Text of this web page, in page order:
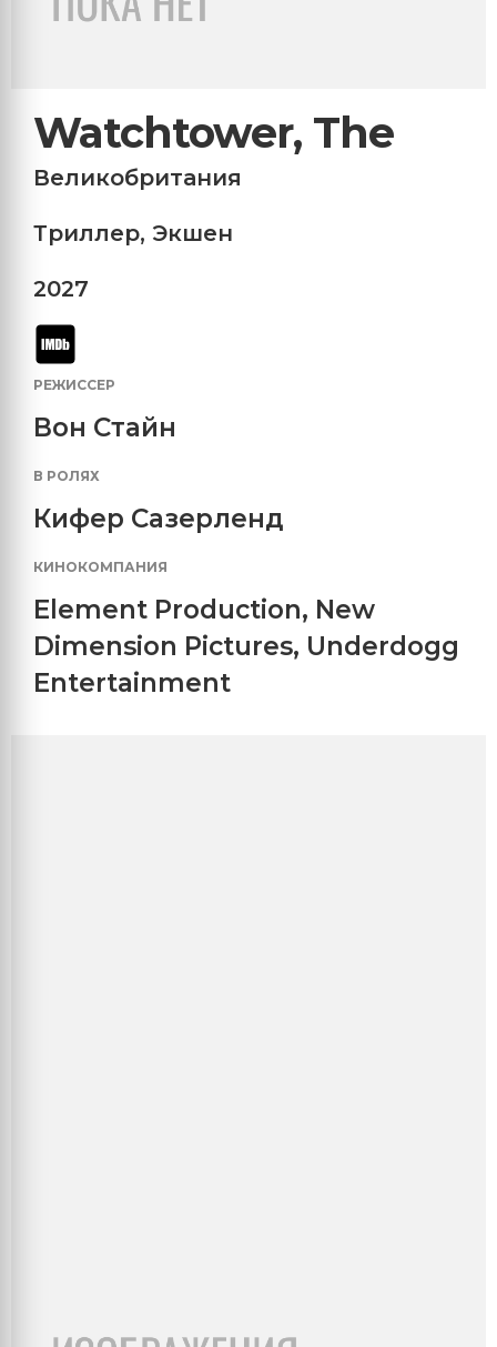
Watchtower, The
Великобритания
Триллер, Экшен
2027
РЕЖИССЕР
Вон Стайн
В РОЛЯХ
Кифер Сазерленд
КИНОКОМПАНИЯ
Element Production, New
Dimension Pictures, Underdogg
Entertainment